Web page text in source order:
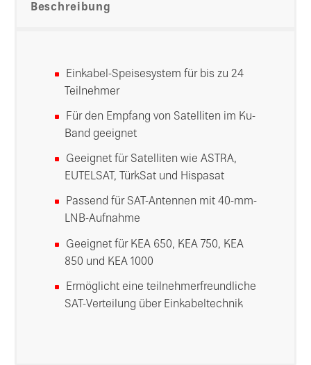
Beschreibung
Einkabel-Speisesystem für bis zu 24
Teilnehmer
Für den Empfang von Satelliten im Ku-
Band geeignet
Geeignet für Satelliten wie ASTRA,
EUTELSAT, TürkSat und Hispasat
Passend für SAT-Antennen mit 40-mm-
LNB-Aufnahme
Geeignet für KEA 650, KEA 750, KEA
850 und KEA 1000
Ermöglicht eine teilnehmerfreundliche
SAT-Verteilung über Einkabeltechnik